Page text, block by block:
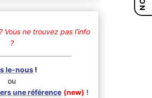
Vous ne trouvez pas l’info
?
le-nous !
ou
une référence (new) !